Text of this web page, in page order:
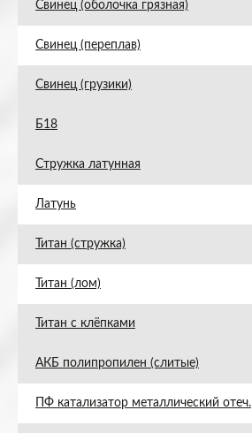
Свинец (оболочка грязная)
Свинец (переплав)
Свинец (грузики)
Б18
Стружка латунная
Латунь
Титан (стружка)
Титан (лом)
Титан с клёпками
АКБ полипропилен (слитые)
ПФ катализатор металлический отеч.